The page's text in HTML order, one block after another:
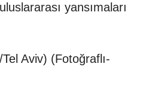
yansımaları
Aviv) (Fotoğraflı-